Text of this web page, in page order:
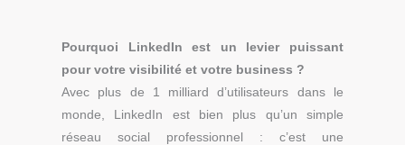
Pourquoi LinkedIn est un levier puissant
pour votre visibilité et votre business ?
Avec plus de 1 milliard d’utilisateurs dans le
monde, LinkedIn est bien plus qu’un simple
réseau social professionnel : c’est une